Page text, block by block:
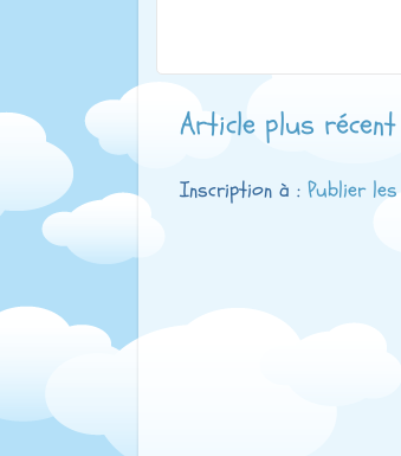
Article plus récent
Inscription à : Publier